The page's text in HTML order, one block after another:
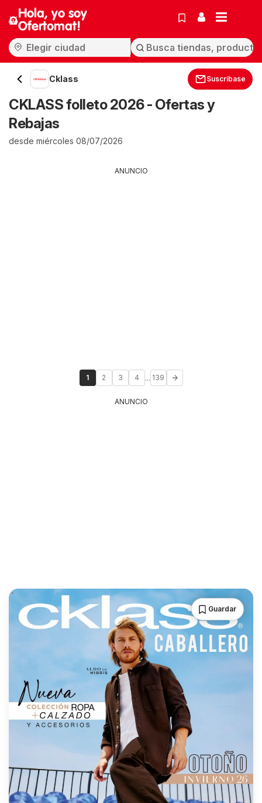
Hola, yo soy
Ofertomat!
Cklass Suscríbase
CKLASS folleto 2026 - Ofertas y
Rebajas
desde miércoles 08/07/2026
ANUNCIO
1 2 3 4 ... 139
ANUNCIO
Guardar